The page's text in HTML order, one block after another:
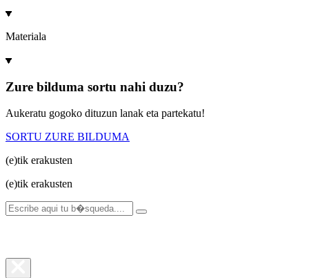
Materiala
Zure bilduma sortu nahi duzu?
Aukeratu gogoko dituzun lanak eta partekatu!
SORTU ZURE BILDUMA
(e)tik erakusten
(e)tik erakusten